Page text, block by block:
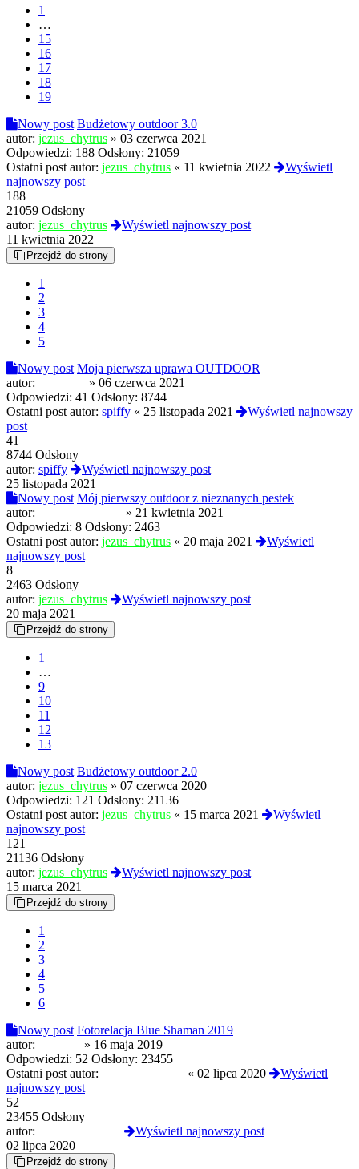
1
…
15
16
17
18
19
Nowy post Budżetowy outdoor 3.0
autor: jezus_chytrus » 03 czerwca 2021
Odpowiedzi: 188 Odsłony: 21059
Ostatni post autor: jezus_chytrus « 11 kwietnia 2022
Wyświetl
najnowszy post
188
21059 Odsłony
autor: jezus_chytrus
Wyświetl najnowszy post
11 kwietnia 2022
Przejdź do strony
1
2
3
4
5
Nowy post Moja pierwsza uprawa OUTDOOR
autor:
» 06 czerwca 2021
Odpowiedzi: 41 Odsłony: 8744
Ostatni post autor: spiffy « 25 listopada 2021
Wyświetl najnowszy
post
41
8744 Odsłony
autor: spiffy
Wyświetl najnowszy post
25 listopada 2021
Nowy post Mój pierwszy outdoor z nieznanych pestek
autor:
» 21 kwietnia 2021
Odpowiedzi: 8 Odsłony: 2463
Ostatni post autor: jezus_chytrus « 20 maja 2021
Wyświetl
najnowszy post
8
2463 Odsłony
autor: jezus_chytrus
Wyświetl najnowszy post
20 maja 2021
Przejdź do strony
1
…
9
10
11
12
13
Nowy post Budżetowy outdoor 2.0
autor: jezus_chytrus » 07 czerwca 2020
Odpowiedzi: 121 Odsłony: 21136
Ostatni post autor: jezus_chytrus « 15 marca 2021
Wyświetl
najnowszy post
121
21136 Odsłony
autor: jezus_chytrus
Wyświetl najnowszy post
15 marca 2021
Przejdź do strony
1
2
3
4
5
6
Nowy post Fotorelacja Blue Shaman 2019
autor:
» 16 maja 2019
Odpowiedzi: 52 Odsłony: 23455
Ostatni post autor:
« 02 lipca 2020
Wyświetl
najnowszy post
52
23455 Odsłony
autor:
Wyświetl najnowszy post
02 lipca 2020
Przejdź do strony